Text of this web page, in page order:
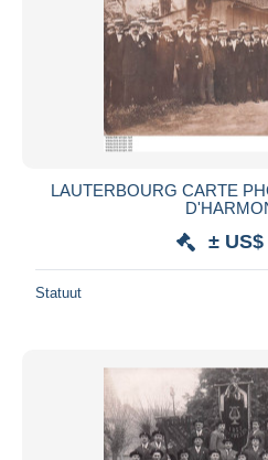
LAUTERBOURG CARTE
± US$
Statuut